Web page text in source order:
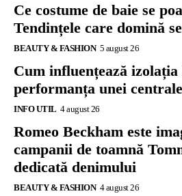
Ce costume de baie se
Tendințele care domină
BEAUTY & FASHION 5 august 26
Cum influențează
performanța unei
INFO UTIL 4 august 26
Romeo Beckham este
campanii de toamnă
dedicată denimului
BEAUTY & FASHION 4 august 26